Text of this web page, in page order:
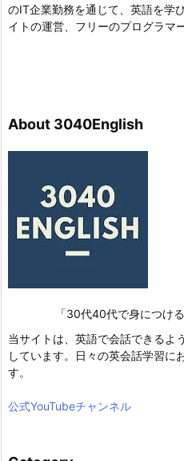
のIT企業勤務を通じて、英語を学
イトの運営、フリーのプログラマ
About 3040English
「30代40代で身につけ
当サイトは、英語で会話できるよ
しています。日々の英会話学習に
す。
公式YouTubeチャンネル